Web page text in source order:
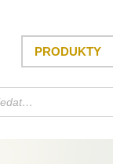
PRODUKTY